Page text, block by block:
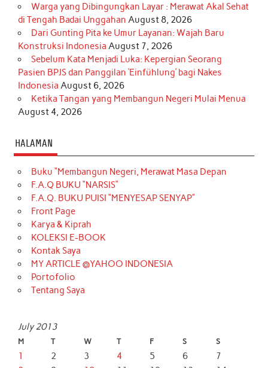
Warga yang Dibingungkan Layar : Merawat Akal Sehat
di Tengah Badai Unggahan August 8, 2026
Dari Gunting Pita ke Umur Layanan: Wajah Baru
Konstruksi Indonesia August 7, 2026
Sebelum Kata Menjadi Luka: Kepergian Seorang
Pasien BPJS dan Panggilan ‘Einfühlung’ bagi Nakes
Indonesia August 6, 2026
Ketika Tangan yang Membangun Negeri Mulai Menua
August 4, 2026
HALAMAN
Buku “Membangun Negeri, Merawat Masa Depan
F.A.Q BUKU “NARSIS”
F.A.Q. BUKU PUISI “MENYESAP SENYAP”
Front Page
Karya & Kiprah
KOLEKSI E-BOOK
Kontak Saya
MY ARTICLE @YAHOO INDONESIA
Portofolio
Tentang Saya
July 2013
M T W T F S S
1 2 3 4 5 6
7